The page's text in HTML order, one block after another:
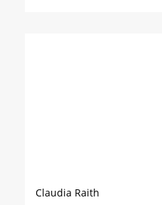
Claudia Raith